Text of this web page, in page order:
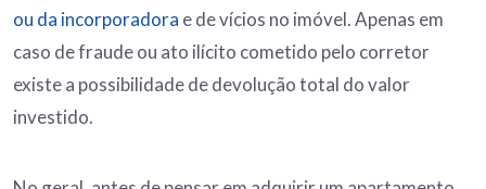
ou da incorporadora e de vícios no imóvel. Apenas em
caso de fraude ou ato ilícito cometido pelo corretor
existe a possibilidade de devolução total do valor
investido.